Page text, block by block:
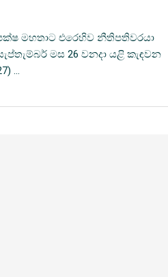
මහතාට එරෙහිව නීතිපතිවරයා
මස 26 වනදා යළි කැඳවන
…